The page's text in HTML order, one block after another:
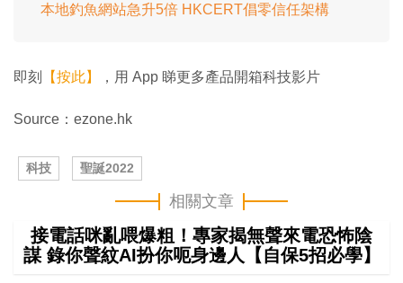
本地釣魚網站急升5倍 HKCERT倡零信任架構
即刻 【按此】 ，用 App 睇更多產品開箱科技影片
Source：ezone.hk
科技 聖誕2022
相關文章
接電話咪亂喂爆粗！專家揭無聲來電恐怖陰
謀 錄你聲紋AI扮你呃身邊人【自保5招必學】